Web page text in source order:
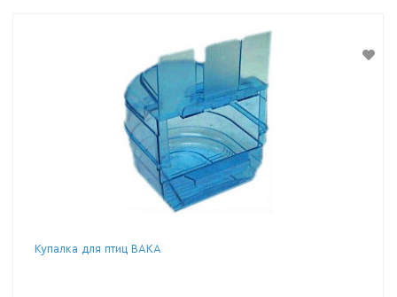
Купалка для птиц ВАКА